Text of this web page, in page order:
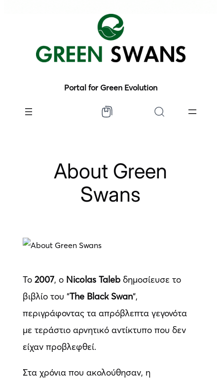
Portal for Green Evolution
About Green
Swans
Το2007, ο Nicolas Taleb δημοσίευσε το
βιβλίο του “The Black Swan“,
περιγράφοντας τα απρόβλεπτα γεγονότα
με τεράστιο αρνητικό αντίκτυπο που δεν
είχαν προβλεφθεί.
Στα χρόνια που ακολούθησαν, η